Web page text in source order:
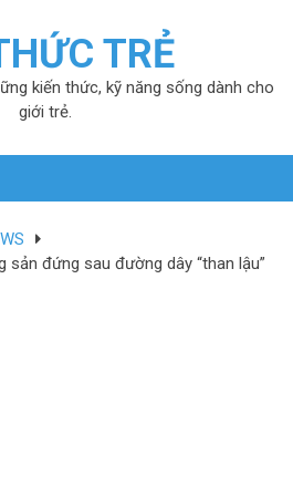
TRẺ
kiến thức, kỹ năng sống dành cho
giới trẻ.
sản đứng sau đường dây “than lậu”